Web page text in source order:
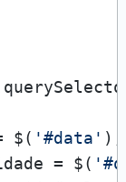
$( '#data' );
= $(